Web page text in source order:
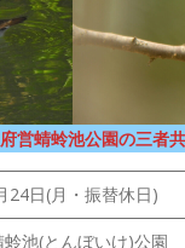
蜻蛉池公園の三者
24日(月・振替休日)
池(とんぼいけ)公園